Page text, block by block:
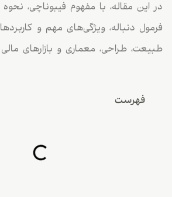
در این مقاله، با مفهوم فیبوناچی،
فرمول دنباله، ویژگی‌های مهم و
طبیعت، طراحی، معماری و بازارهای
فهرست